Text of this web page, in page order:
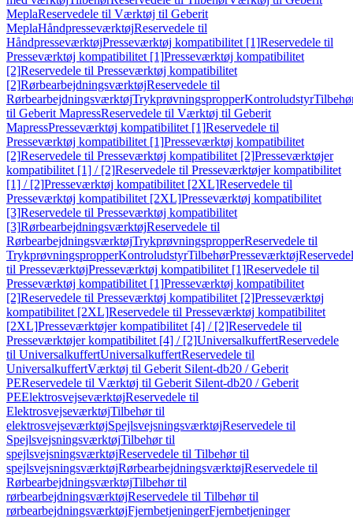
MeplaReservedele til Værktøj til Geberit
MeplaHåndpresseværktøjReservedele til
HåndpresseværktøjPresseværktøj kompatibilitet [1]Reservedele til
Presseværktøj kompatibilitet [1]Presseværktøj kompatibilitet
[2]Reservedele til Presseværktøj kompatibilitet
[2]RørbearbejdningsværktøjReservedele til
RørbearbejdningsværktøjTrykprøvningspropperKontroludstyr
til Geberit MapressReservedele til Værktøj til Geberit
MapressPresseværktøj kompatibilitet [1]Reservedele til
Presseværktøj kompatibilitet [1]Presseværktøj kompatibilitet
[2]Reservedele til Presseværktøj kompatibilitet [2]Presseværktøjer
kompatibilitet [1] / [2]Reservedele til Presseværktøjer kompatibilitet
[1] / [2]Presseværktøj kompatibilitet [2XL]Reservedele til
Presseværktøj kompatibilitet [2XL]Presseværktøj kompatibilitet
[3]Reservedele til Presseværktøj kompatibilitet
[3]RørbearbejdningsværktøjReservedele til
RørbearbejdningsværktøjTrykprøvningspropperReservedele til
TrykprøvningspropperKontroludstyrTilbehørPresseværktøj
til PresseværktøjPresseværktøj kompatibilitet [1]Reservedele til
Presseværktøj kompatibilitet [1]Presseværktøj kompatibilitet
[2]Reservedele til Presseværktøj kompatibilitet [2]Presseværktøj
kompatibilitet [2XL]Reservedele til Presseværktøj kompatibilitet
[2XL]Presseværktøjer kompatibilitet [4] / [2]Reservedele til
Presseværktøjer kompatibilitet [4] / [2]UniversalkuffertReservedele
til UniversalkuffertUniversalkuffertReservedele til
UniversalkuffertVærktøj til Geberit Silent-db20 / Geberit
PEReservedele til Værktøj til Geberit Silent-db20 / Geberit
PEElektrosvejseværktøjReservedele til
ElektrosvejseværktøjTilbehør til
elektrosvejseværktøjSpejlsvejsningsværktøjReservedele til
SpejlsvejsningsværktøjTilbehør til
spejlsvejsningsværktøjReservedele til Tilbehør til
spejlsvejsningsværktøjRørbearbejdningsværktøjReservedele til
RørbearbejdningsværktøjTilbehør til
rørbearbejdningsværktøjReservedele til Tilbehør til
rørbearbejdningsværktøjFjernbetjeningerFjernbetjeninger